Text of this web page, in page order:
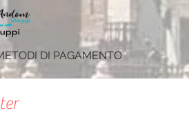
DI PAGAMENTO